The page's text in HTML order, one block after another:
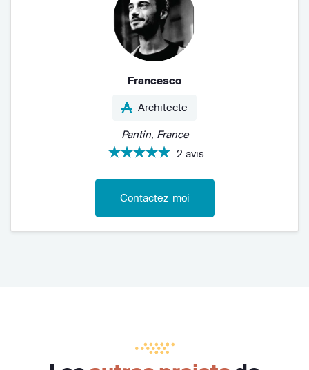
Francesco
Architecte
Pantin, France
2 avis
Contactez-moi